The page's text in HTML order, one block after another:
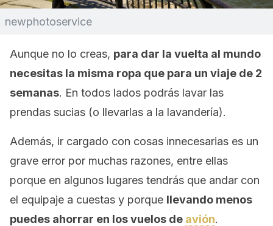
newphotoservice
Aunque no lo creas, para dar la vuelta al mundo
necesitas la misma ropa que para un viaje de 2
semanas. En todos lados podrás lavar las
prendas sucias (o llevarlas a la lavandería).
Además, ir cargado con cosas innecesarias es un
grave error por muchas razones, entre ellas
porque en algunos lugares tendrás que andar con
el equipaje a cuestas y porque llevando menos
puedes ahorrar en los vuelos de avión.